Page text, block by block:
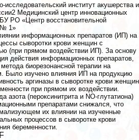
исследовательский институт акушерства и
2 Медицинский центр инновационных
РО «Центр восстановительной
№ 1»
информационных препаратов (ИП) на
сыворотки крови женщин с
(при прямом воздействии ИП). За основу
действия информационных препаратов,
биорезонансной терапии на
Было изучено влияния ИП на продукцию
аргиназы в сыворотке крови женщин
при прямом их воздействии.
азота (пероксинитрита и NO-глутатиона)
препаратами снижался, что
их влиянии на изученные
процессов в сыворотке крови
беременности.